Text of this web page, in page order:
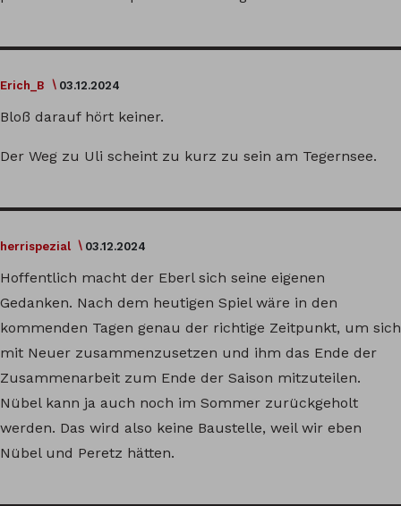
Erich_B 03.12.2024
Bloß darauf hört keiner.
Der Weg zu Uli scheint zu kurz zu sein am Tegernsee.
herrispezial 03.12.2024
Hoffentlich macht der Eberl sich seine eigenen
Gedanken. Nach dem heutigen Spiel wäre in den
kommenden Tagen genau der richtige Zeitpunkt, um sich
mit Neuer zusammenzusetzen und ihm das Ende der
Zusammenarbeit zum Ende der Saison mitzuteilen.
Nübel kann ja auch noch im Sommer zurückgeholt
werden. Das wird also keine Baustelle, weil wir eben
Nübel und Peretz hätten.